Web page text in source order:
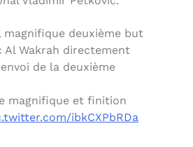
magnifique deuxième but
Al Wakrah directement
de la deuxième
magnifique et finition
ibkCXPbRDa